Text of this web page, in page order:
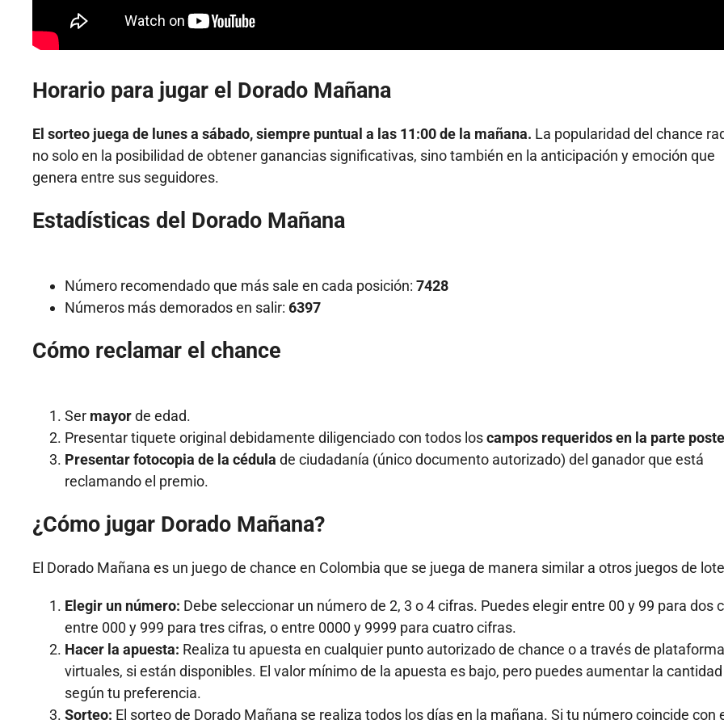
Horario para jugar el Dorado Mañana
El sorteo juega de lunes a sábado, siempre puntual a las 11:00 de la mañana. La popularidad del chance
no solo en la posibilidad de obtener ganancias significativas, sino también en la anticipación y emoción que
genera entre sus seguidores.
Estadísticas del Dorado Mañana
Número recomendado que más sale en cada posición: 7428
Números más demorados en salir: 6397
Cómo reclamar el chance
Ser mayorde edad.
Presentar tiquete original debidamente diligenciado con todos loscampos requeridos en la parte
Presentar fotocopia de la cédula de ciudadanía (único documento autorizado) del ganador que está
reclamando el premio.
¿Cómo jugar Dorado Mañana?
El Dorado Mañana es un juego de chance en Colombia que se juega de manera similar a otros juegos de
Elegir un número: Debe seleccionar un número de 2, 3 o 4 cifras. Puedes elegir entre 00 y 99 para dos
entre 000 y 999 para tres cifras, o entre 0000 y 9999 para cuatro cifras.
Hacer la apuesta: Realiza tu apuesta en cualquier punto autorizado de chance o a través de
virtuales, si están disponibles. El valor mínimo de la apuesta es bajo, pero puedes aumentar la cantidad
según tu preferencia.
Sorteo: El sorteo de Dorado Mañana se realiza todos los días en la mañana. Si tu número coincide con